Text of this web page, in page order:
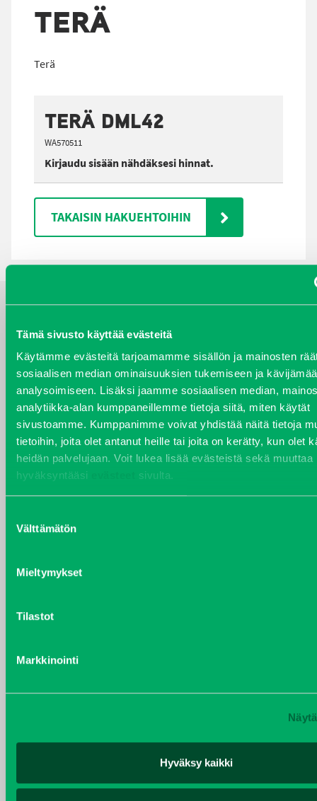
Tämä sivusto käyttää evästeitä
Käytämme evästeitä tarjoamamme sisällön ja mainosten
sosiaalisen median ominaisuuksien tukemiseen ja
analysoimiseen. Lisäksi jaamme sosiaalisen median,
analytiikka-alan kumppaneillemme tietoja siitä, miten käytät
sivustoamme. Kumppanimme voivat yhdistää näitä tietoja
tietoihin, joita olet antanut heille tai joita on kerätty, kun olet
heidän palvelujaan. Voit lukea lisää evästeistä sekä muuttaa
hyväksyntääsi
sivulta.
valinta
Välttämätön
Mieltymykset
Tilastot
Markkinointi
Hyväksy kaikki
TERÄ
Terä
TERÄ DML42
WA570511
Kirjaudu sisään nähdäksesi hinnat.
TAKAISIN HAKUEHTOIHIN
YHTEYSTIEDOT
VARAOSAT
Varaosat
Puh 020 7458 686
varaosat@j-trading.fi
Taajama- ja viheralueiden hoitokoneet ja
Vuokrakoneet